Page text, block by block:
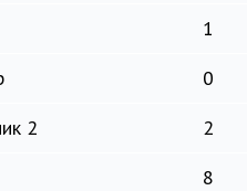
1
0
2
2
8